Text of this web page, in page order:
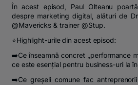
În acest episod, Paul Olteanu
despre marketing digital, alături de
@Mavericks & trainer @Stup.
⭐Highlight-urile din acest episod:
➡️Ce înseamnă concret „performance
ce este esențial pentru business-uri la
➡️Ce greșeli comune fac